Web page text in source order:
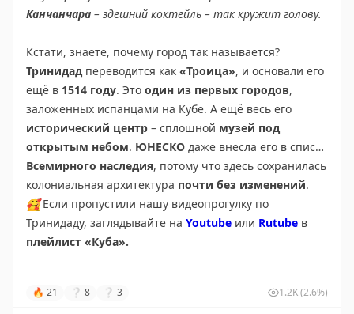
Турция🇹🇷(10 визитов / 24 недели)
Украина🇺🇦(10 визитов / 15 недель)
Филиппины🇵🇭(1 визит / 8 недель)
Финляндия🇫🇮(6 визитов / 5 недель)
Франция🇫🇷(5 визитов / 7 недель)
Хорватия🇭🇷(1 визит / 4 дня)
Черногория🇲🇪(3 визита / 9 недель)
Чехия🇨🇿(5 визитов / 7 недель)
Швейцария🇨🇭(3 визита / 6 недель)
Швеция🇸🇪(2 визита / 4 дня)
Шри-Ланка🇱🇰(1 визит / 2 недели)
Эстония🇪🇪(4 визита / 3 недели)
ЮАР
(1 визит / 1 неделя)
Ямайка
🇯🇲 (1 визит / 4 недели)
вообще вода как в аквариуме
🇧🇸и на Багамах– там оттенков столько, что глаза
разбегались и сложно было поверить, что это всё
реально
🟨Грушины в Мах
#Куба
Канчанчара – здешний коктейль – так кружит голову.
Кстати, знаете, почему город так называется?
Тринидад переводится как «Троица», и основали его
ещё в 1514 году. Это один из первых городов,
заложенных испанцами на Кубе. А ещё весь его
исторический центр – сплошной музей под
открытым небом. ЮНЕСКО даже внесла его в список
Всемирного наследия, потому что здесь сохранилась
колониальная архитектура почти без изменений.
🥰Если пропустили нашу видеопрогулку по
Тринидаду, заглядывайте на Youtube или Rutube в
плейлист «Куба».
подальше.
🔥 21 ❔ 8 ❔ 3 1.2K(2.6%)